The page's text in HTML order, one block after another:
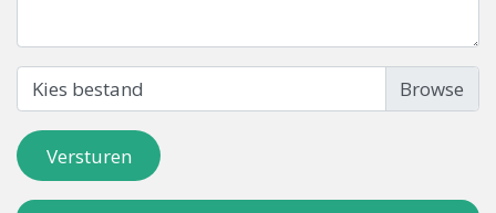
Kies bestand
Versturen